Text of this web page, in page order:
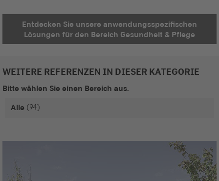
Entdecken Sie unsere anwendungsspezifischen
Lösungen für den Bereich Gesundheit & Pflege
WEITERE REFERENZEN IN DIESER KATEGORIE
Bitte wählen Sie einen Bereich aus.
Alle (94)